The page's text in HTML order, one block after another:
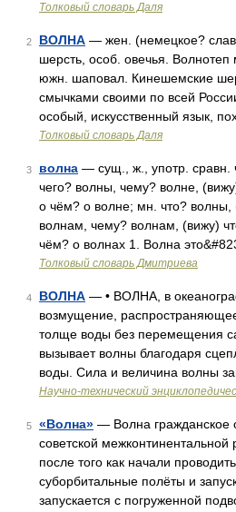
Толковый словарь Даля
2 ВОЛНА — жен. (немецкое?
шерсть, особ. овечья. Волнотеп
южн. шаповал. Кинешемские
смычками своими по всей
особый, искусственный язык,
Толковый словарь Даля
3 волна — сущ., ж., употр. сравн.
чего? волны, чему? волне,
о чём? о волне; мн. что? волны,
волнам, чему? волнам, (вижу)
чём? о волнах 1. Волна
Толковый словарь Дмитриева
4 ВОЛНА — • ВОЛНА, в
возмущение,
толще воды без перемещения
вызывает волны благодаря
воды. Сила и величина волны
Научно-технический
5 «Волна» — Волна гражданское
советской
после того как начали
суборбитальные полёты и
запускается с погруженной